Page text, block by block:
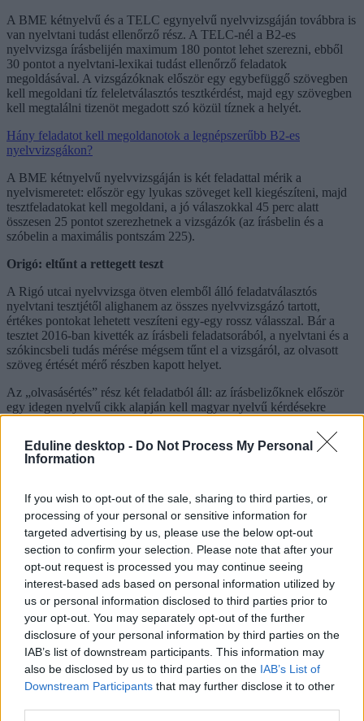
Eduline desktop - Do Not Process My Personal
Information
If you wish to opt-out of the sale, sharing to third parties, or
processing of your personal or sensitive information for
targeted advertising by us, please use the below opt-out
section to confirm your selection. Please note that after your
opt-out request is processed you may continue seeing
interest-based ads based on personal information utilized by
us or personal information disclosed to third parties prior to
your opt-out. You may separately opt-out of the further
disclosure of your personal information by third parties on the
IAB’s list of downstream participants. This information may
also be disclosed by us to third parties on the IAB’s List of
Downstream Participants that may further disclose it to other
A BME kétnyelvű és a TELC egynyelvű nyelvvizsgáján továbbra is
van nyelvtani tudást ellenőrző rész. A TELC-nél a B2-es
nyelvvizsga írásbelijén maximum 180 pontot lehet szerezni, ebből
30 pontot a nyelvtani-lexikai tudást ellenőrző feladatok
megoldásával. A vizsgázóknak először egy egybefüggő szövegben
kell megoldani tíz feleletválasztós tesztkérdést, majd egy szövegben
kell megtalálni tizenöt megadott szó közül tíznek a helyét.
Hány feladatot kell megoldanotok a legnépszerűbb B2-es
nyelvvizsgákon?
A BME kétnyelvű nyelvvizsgáján is két feladattal mérik a
nyelvismeretet: először egy lyukas szöveget kell kiegészíteni, majd
tesztfeladatokat kell megoldani, a jó válaszokkal 45 perc alatt
összesen 25 pontot szerezhetnek a vizsgázók (az írásbelin és a
szóbelin a maximális pontszám 225).
Origó: eltűnt a rettegett teszt
A Rigó utcai nyelvvizsga ötven elemből álló feladatválasztós
nyelvtani tesztjétől alighanem az összes nyelvvizsgázó tartott,
értékes pontokat lehetett veszíteni egy-egy rossz válasszal. Bár a
tesztet 2016-ban kivették az írásbeli feladatsorából, a nyelvtani és a
szókincsbeli tudás mérése mégsem tűnt el a vizsgáról, az olvasott
szöveg értését mérő részben kapott helyet.
Az „olvasásértés” rész két feladatból áll: az írásbelizőknek először
egy idegen nyelvű cikk alapján kell magyar nyelvű kérdésekre
szókapcsolatokat behelyezni. Utóbbi feladat megoldásához - amely
az összesen 75 pontos írásbelin 10 pontot ér - szükség van a
nyelvtani tudásra, a hiányzó kifejezéseket ugyanis elsősorban a
a nyelvtani szabályok ismerete nélkül senki nem tudja megszerezni a
maximális pontszámot.
Euroexam: már nincs nyelvhelyességi mérés
Az Euroexam nyelvizsgán 2013 óta nincs nyelvhelyesség- és
szókincsmérés, az írásbelin és a szóbelin csak a négy készséget -
olvasott szöveg értése, íráskészség, hallott szöveg értése és
beszédkészség - mérik, a vizsga így rövidebb (az egynyelvű 150
perces, a kétnyelvű 185 perces). Persze ez nem azt jelenti, hogy ha
Euroexam nyelvvizsgára jelentkeztek, félretehetitek a
nyelvkönyveket, és nem kell fejlesztenetek sem a szókincseteket,
sem a nyelvtani tudásotokat - a nyelvhelyességet és a szókincset az
íráskészség és a beszédkészség részben mérik, a hangsúly a
nyelvhelyességen mint a kommunikáció eszközén van.